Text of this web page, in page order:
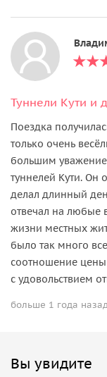
Поездка
только очень
большим
туннелей Кути. Он
делал длинный
отвечал на любые
жизни местных
было так много
соотношение цены
с удовольствием
больше 1 года
Вы увидите